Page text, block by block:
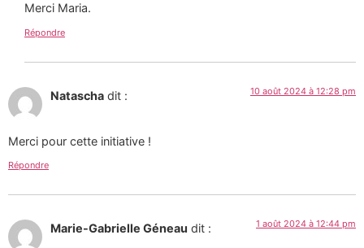
Merci Maria.
Répondre
Natascha dit : 10 août 2024 à 12:28 pm
Merci pour cette initiative !
Répondre
Marie-Gabrielle Géneau dit : 1 août 2024 à 12:44 pm